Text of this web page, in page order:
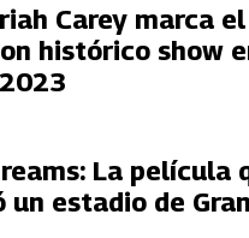
Carey marca
histórico show
La película
un estadio de